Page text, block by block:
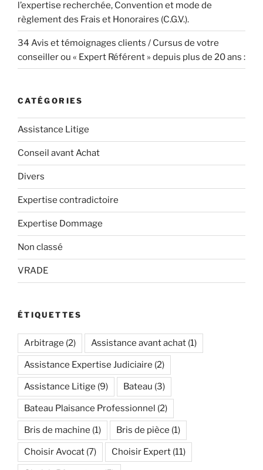
l’expertise recherchée, Convention et mode de
règlement des Frais et Honoraires (C.G.V.).
34 Avis et témoignages clients / Cursus de votre
conseiller ou « Expert Référent » depuis plus de 20 ans :
CATÉGORIES
Assistance Litige
Conseil avant Achat
Divers
Expertise contradictoire
Expertise Dommage
Non classé
VRADE
ÉTIQUETTES
Arbitrage (2) Assistance avant achat (1)
Assistance Expertise Judiciaire (2)
Assistance Litige (9) Bateau (3)
Bateau Plaisance Professionnel (2)
Bris de machine (1) Bris de pièce (1)
Choisir Avocat (7) Choisir Expert (11)